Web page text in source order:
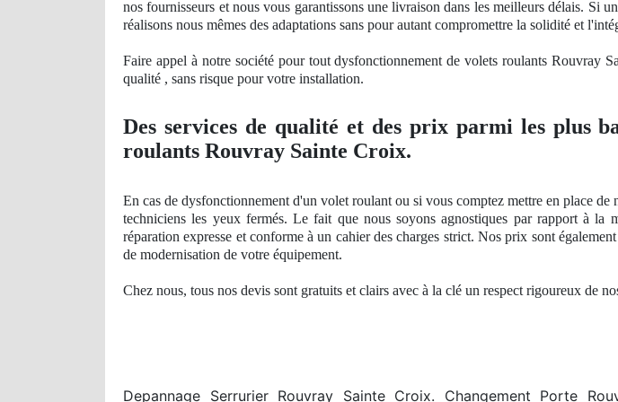
nos fournisseurs et nous vous garantissons une livraison dans les meilleurs délais. Si
réalisons nous mêmes des adaptations sans pour autant compromettre la solidité et
Faire appel à notre société pour tout dysfonctionnement de volets roulants Rouvray
qualité , sans risque pour votre installation.
Des servicesde qualité et des prix parmi les plus
roulants Rouvray Sainte Croix.
En cas de dysfonctionnement d'un volet roulant ou si vous comptez mettre en place
techniciens les yeux fermés. Le fait que nous soyons agnostiques par rapport àla
réparation expresse et conforme à un cahier des charges strict. Nosprix sont
de modernisation de votre équipement.
Chez nous, tous nos devis sont gratuits et clairs avec à la clé un respect rigoureux de
Depannage Serrurier Rouvray Sainte Croix. Changement Porte